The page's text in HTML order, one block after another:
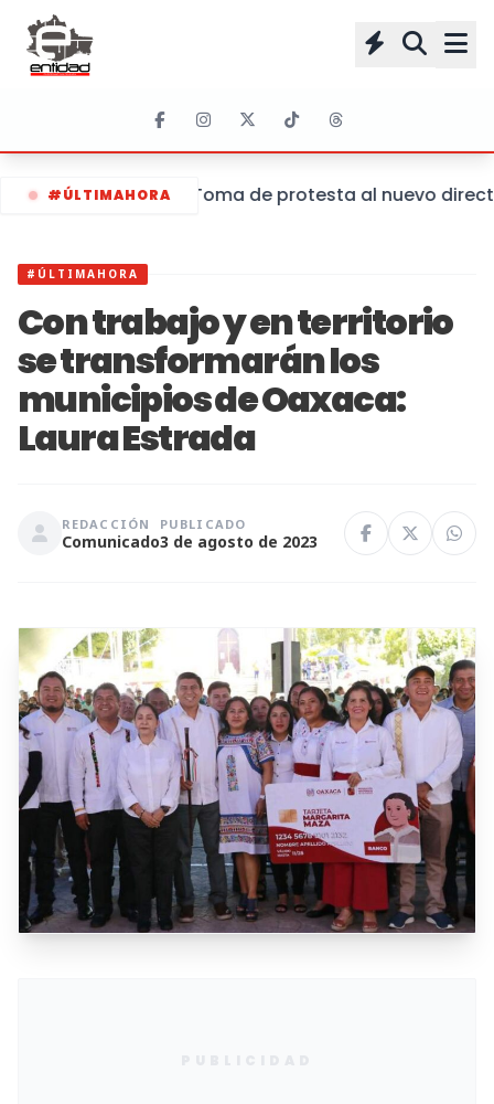
#ÚLTIMAHORA Toma de protesta al nuevo
#ÚLTIMAHORA
Con trabajo y en territorio
se transformarán los
municipios de Oaxaca:
Laura Estrada
REDACCIÓN
Comunicado
PUBLICADO
3 de agosto de 2023